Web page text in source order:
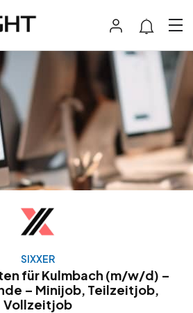
SIXXER
für Kulmbach (m/w/d) –
– Minijob, Teilzeitjob,
Vollzeitjob